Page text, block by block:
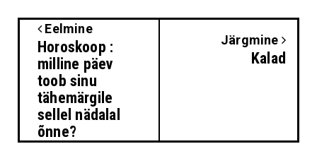
Eelmine
Horoskoop :
milline päev
toob sinu
tähemärgile
sellel nädalal
õnne?
Järgmine
Kalad